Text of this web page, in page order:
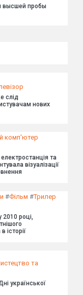
высшей пробы
слід
нових
комп'ютер
та
візуалізації
#Фільм #Трилер
році,
історії
та
української